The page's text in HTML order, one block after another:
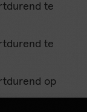
te
te
op